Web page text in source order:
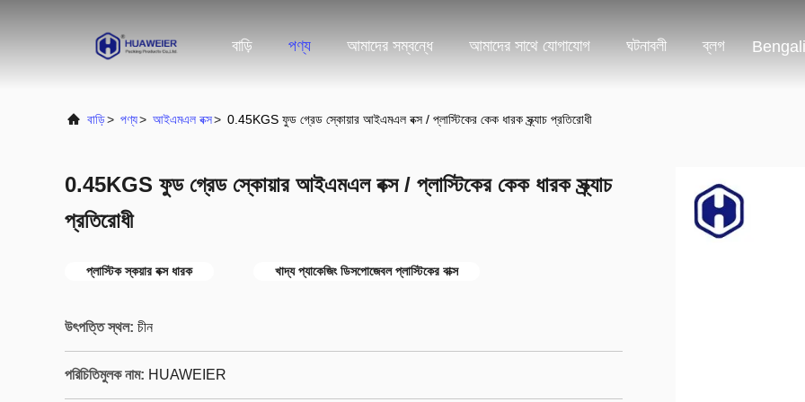
বাড়ি পণ্য আমাদের সম্বন্ধে আমাদের সাথে যোগাযোগ ঘটনাবলী ব্লগ Bengali
বাড়ি> পণ্য> আইএমএল বক্স> 0.45KGS ফুড গ্রেড স্কোয়ার আইএমএল বক্স / প্লাস্টিকের কেক ধারক স্ক্র্যাচ প্রতিরোধী
0.45KGS ফুড গ্রেড স্কোয়ার আইএমএল বক্স / প্লাস্টিকের কেক ধারক স্ক্র্যাচ
প্রতিরোধী
প্লাস্টিক স্কয়ার বক্স ধারক খাদ্য প্যাকেজিং ডিসপোজেবল প্লাস্টিকের বাক্স
উৎপত্তি স্থল: চীন
পরিচিতিমুলক নাম: HUAWEIER